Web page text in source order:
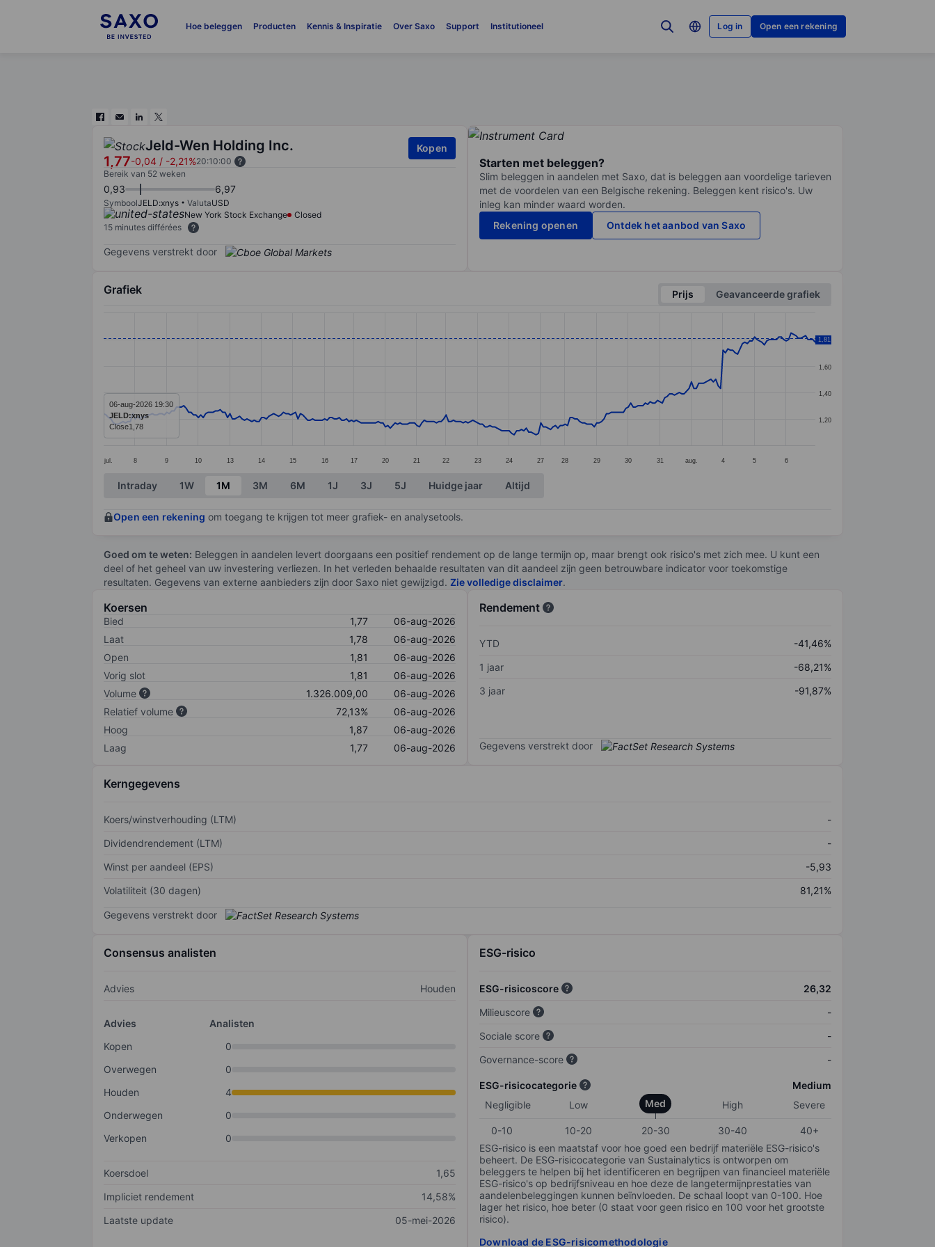
Hoe beleggen Producten Kennis & Inspiratie Over Saxo Support Institutioneel Log in Open een rekening
Jeld-Wen Holding Inc.
1,77-0,04 / -2,21%20:10:00
Kopen
Bereik van 52 weken
0,93 6,97
SymboolJELD:xnys ValutaUSD
New York Stock Exchange
Closed
15 minutes différées
Gegevens verstrekt door
Starten met beleggen?
Slim beleggen in aandelen met Saxo, dat is beleggen aan voordelige tarieven
met de voordelen van een Belgische rekening. Beleggen kent risico's. Uw
inleg kan minder waard worden.
Rekening openen
Ontdek het aanbod van Saxo
Grafiek Prijs
Geavanceerde grafiek
jul. 8 9 10 13 14 15 16 17 20 21 22 23 24 27 28 29 30 31 aug. 4 5 6
1,20
1,40
1,60
1,80
1,81
06-aug-2026 19:30
JELD:xnys
Close1,78
End of interactive chart.
Intraday 1W 1M 3M 6M 1J 3J 5J Huidge jaar Altijd
Open een rekening om toegang te krijgen tot meer grafiek- en analysetools.
Goed om te weten: Beleggen in aandelen levert doorgaans een positief rendement op de lange termijn op, maar brengt ook risico's met zich mee. U kunt een
deel of het geheel van uw investering verliezen. In het verleden behaalde resultaten van dit aandeel zijn geen betrouwbare indicator voor toekomstige
resultaten. Gegevens van externe aanbieders zijn door Saxo niet gewijzigd. Zie volledige disclaimer.
Koersen
Bied 1,77
06-aug-2026
Laat
1,78
06-aug-2026
Open
1,81
06-aug-2026
Vorig slot
1,81
06-aug-2026
Volume
1.326.009,00
06-aug-2026
Relatief volume
72,13%
06-aug-2026
Hoog
1,87
06-aug-2026
Laag
1,77 06-aug-2026
Rendement
YTD
-41,46%
1 jaar
-68,21%
3 jaar
-91,87%
Gegevens verstrekt door
Kerngegevens
Koers/winstverhouding (LTM)
-
Dividendrendement (LTM)
-
Winst per aandeel (EPS)
-5,93
Volatiliteit (30 dagen)
81,21%
Gegevens verstrekt door
Consensus analisten
Advies Houden
Advies
Analisten
Kopen
0
Overwegen
0
Houden
4
Onderwegen
0
Verkopen
0
Koersdoel
1,65
Impliciet rendement
14,58%
Laatste update
05-mei-2026
ESG-risico
ESG-risicoscore
26,32
Milieuscore
-
Sociale score
-
Governance-score
-
ESG-risicocategorie
Medium
Negligible
Low Med High Severe
0-10 10-20 20-30 30-40
40+
ESG-risico is een maatstaf voor hoe goed een bedrijf materiële ESG-risico's
beheert. De ESG-risicocategorie van Sustainalytics is ontworpen om
beleggers te helpen bij het identificeren en begrijpen van financieel materiële
ESG-risico's op bedrijfsniveau en hoe deze de langetermijnprestaties van
aandelenbeleggingen kunnen beïnvloeden. De schaal loopt van 0-100. Hoe
lager het risico, hoe beter (0 staat voor geen risico en 100 voor het grootste
risico).
Download de ESG-risicomethodologie